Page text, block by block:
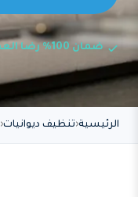
ضمان 100% رضا العميل
الرئيسية تنظيف ديوانيات